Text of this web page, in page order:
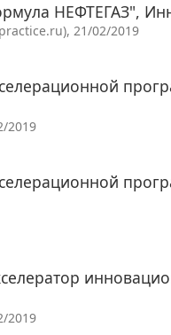
НЕФТЕГАЗ",
21/02/2019
2019
2019